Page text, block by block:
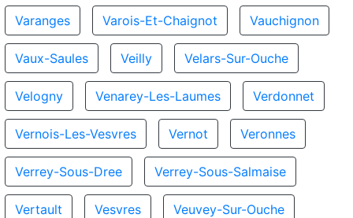
Varanges Varois-Et-Chaignot Vauchignon
Vaux-Saules Veilly Velars-Sur-Ouche
Velogny Venarey-Les-Laumes Verdonnet
Vernois-Les-Vesvres Vernot Veronnes
Verrey-Sous-Dree Verrey-Sous-Salmaise
Vertault Vesvres Veuvey-Sur-Ouche